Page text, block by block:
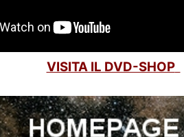
VISITA IL DVD-SHOP